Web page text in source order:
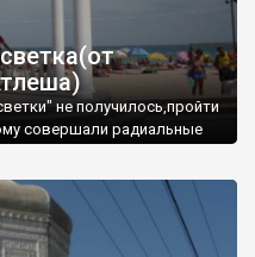
не получилось,пройти
совершали радиальные